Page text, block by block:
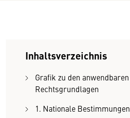
Inhaltsverzeichnis
Grafik zu den anwendbaren
Rechtsgrundlagen
1. Nationale Bestimmungen